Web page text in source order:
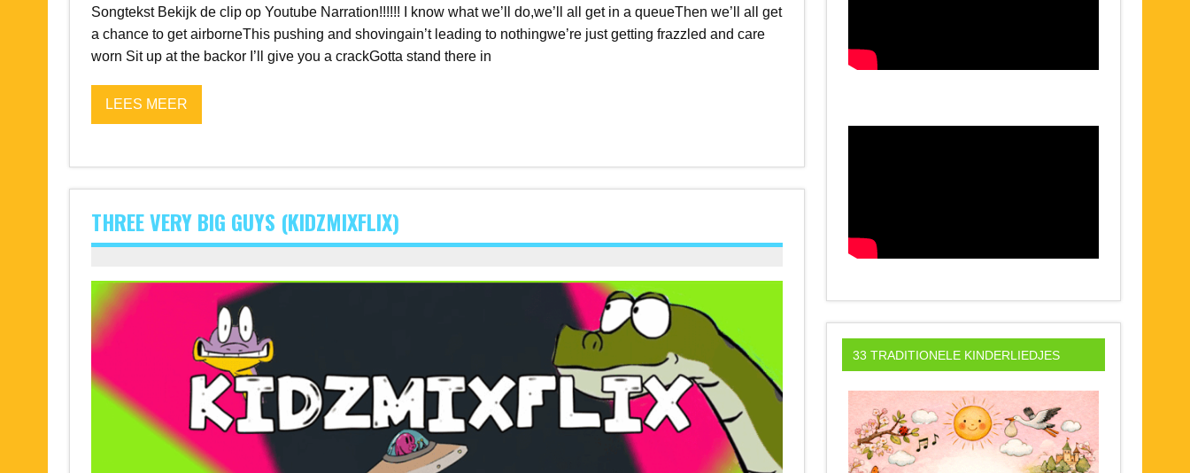
Songtekst Bekijk de clip op Youtube Narration!!!!!! I know what we’ll do,we’ll all get in a queueThen we’ll all get
a chance to get airborneThis pushing and shovingain’t leading to nothingwe’re just getting frazzled and care
worn Sit up at the backor I’ll give you a crackGotta stand there in
LEES MEER
THREE VERY BIG GUYS (KIDZMIXFLIX)
33 TRADITIONELE KINDERLIEDJES